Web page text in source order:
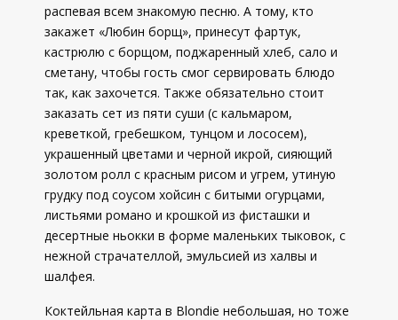
распевая всем знакомую песню. А тому, кто
закажет «Любин борщ», принесут фартук,
кастрюлю с борщом, поджаренный хлеб, сало и
сметану, чтобы гость смог сервировать блюдо
так, как захочется. Также обязательно стоит
заказать сет из пяти суши (с кальмаром,
креветкой, гребешком, тунцом и лососем),
украшенный цветами и черной икрой, сияющий
золотом ролл с красным рисом и угрем, утиную
грудку под соусом хойсин с битыми огурцами,
листьями романо и крошкой из фисташки и
десертные ньокки в форме маленьких тыковок, с
нежной страчателлой, эмульсией из халвы и
шалфея.
Коктейльная карта в Blondie небольшая, но тоже